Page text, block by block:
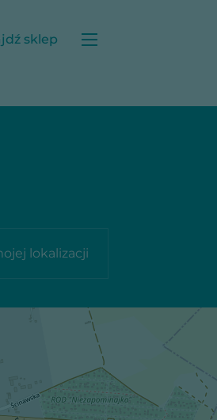
sklep
lokalizacji